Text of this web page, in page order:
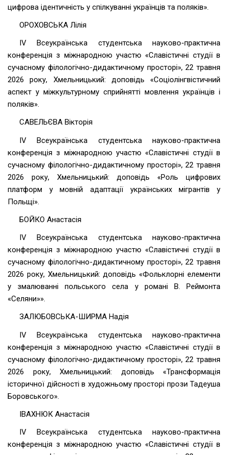
цифрова ідентичність у спілкуванні українців та поляків».
ОРОХОВСЬКА Лілія
ІV Всеукраїнська студентська науково-практична
конференція з міжнародною участю «Славістичні студії в
сучасному філологічно-дидактичному просторі», 22 травня
2026 року, Хмельницький: доповідь «Соціолінгвістичний
аспект у міжкультурному сприйнятті мовлення українців і
поляків».
САВЕЛЬЄВА Вікторія
ІV Всеукраїнська студентська науково-практична
конференція з міжнародною участю «Славістичні студії в
сучасному філологічно-дидактичному просторі», 22 травня
2026 року, Хмельницький: доповідь «Роль цифрових
платформ у мовній адаптації українських мігрантів у
Польщі».
БОЙКО Анастасія
ІV Всеукраїнська студентська науково-практична
конференція з міжнародною участю «Славістичні студії в
сучасному філологічно-дидактичному просторі», 22 травня
2026 року, Хмельницький: доповідь «Фольклорні елементи
у змалюванні польського села у романі В. Реймонта
«Селяни»».
ЗАЛЮБОВСЬКА-ШИРМА Надія
ІV Всеукраїнська студентська науково-практична
конференція з міжнародною участю «Славістичні студії в
сучасному філологічно-дидактичному просторі», 22 травня
2026 року, Хмельницький: доповідь «Трансформація
історичної дійсності в художньому просторі прози Тадеуша
Боровського».
ІВАХНЮК Анастасія
ІV Всеукраїнська студентська науково-практична
конференція з міжнародною участю «Славістичні студії в